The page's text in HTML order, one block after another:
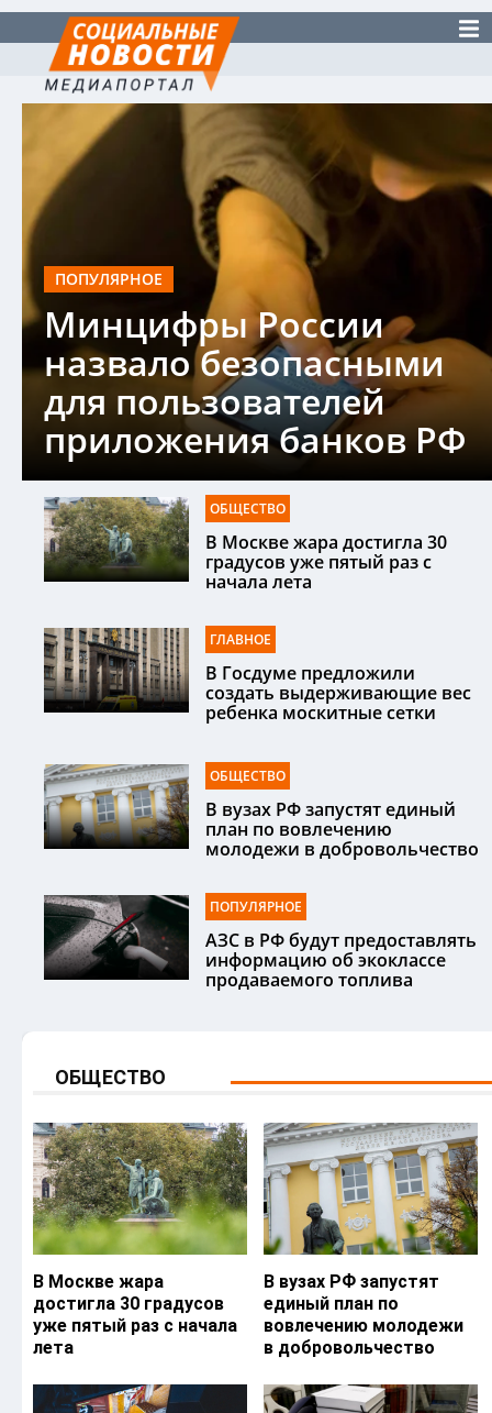
ПОПУЛЯРНОЕ
Минцифры России
назвало безопасными
для пользователей
приложения банков РФ
ОБЩЕСТВО
В Москве жара достигла 30
градусов уже пятый раз с
начала лета
ГЛАВНОЕ
В Госдуме предложили
создать выдерживающие вес
ребенка москитные сетки
ОБЩЕСТВО
В вузах РФ запустят единый
план по вовлечению
молодежи в добровольчество
ПОПУЛЯРНОЕ
АЗС в РФ будут предоставлять
информацию об экоклассе
продаваемого топлива
ОБЩЕСТВО
В Москве жара
достигла 30 градусов
уже пятый раз с начала
лета
В вузах РФ запустят
единый план по
вовлечению молодежи
в добровольчество